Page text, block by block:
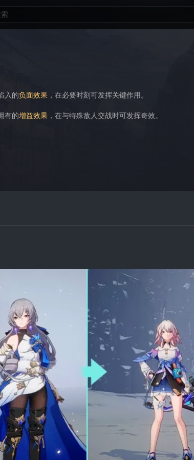
入的负面效果 ，在必要时刻可发挥关键作用。
有的增益效果 ，在与特殊敌人交战时可发挥奇效。